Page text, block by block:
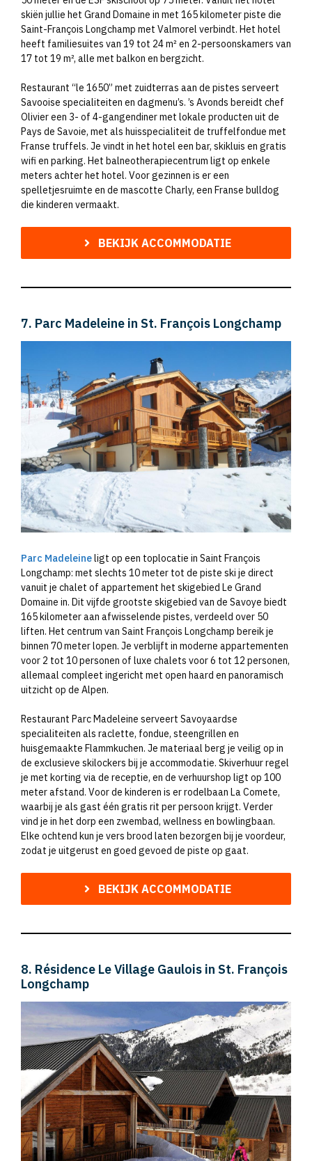
skiën jullie het Grand Domaine in met 165 kilometer piste die
Saint-François Longchamp met Valmorel verbindt. Het hotel
heeft familiesuites van 19 tot 24 m² en 2-persoonskamers van
17 tot 19 m², alle met balkon en bergzicht.
Restaurant “le 1650” met zuidterras aan de pistes serveert
Savooise specialiteiten en dagmenu’s. ’s Avonds bereidt chef
Olivier een 3- of 4-gangendiner met lokale producten uit de
Pays de Savoie, met als huisspecialiteit de truffelfondue met
Franse truffels. Je vindt in het hotel een bar, skikluis en gratis
wifi en parking. Het balneotherapiecentrum ligt op enkele
meters achter het hotel. Voor gezinnen is er een
spelletjesruimte en de mascotte Charly, een Franse bulldog
die kinderen vermaakt.
BEKIJK ACCOMMODATIE
7. Parc Madeleine in St. François Longchamp
Parc Madeleineligt op een toplocatie in Saint François
Longchamp: met slechts 10 meter tot de piste ski je direct
vanuit je chalet of appartement het skigebied Le Grand
Domaine in. Dit vijfde grootste skigebied van de Savoye biedt
165 kilometer aan afwisselende pistes, verdeeld over 50
liften. Het centrum van Saint François Longchamp bereik je
binnen 70 meter lopen. Je verblijft in moderne appartementen
voor 2 tot 10 personen of luxe chalets voor 6 tot 12 personen,
allemaal compleet ingericht met open haard en panoramisch
uitzicht op de Alpen.
Restaurant Parc Madeleine serveert Savoyaardse
specialiteiten als raclette, fondue, steengrillen en
huisgemaakte Flammkuchen. Je materiaal berg je veilig op in
de exclusieve skilockers bij je accommodatie. Skiverhuur regel
je met korting via de receptie, en de verhuurshop ligt op 100
meter afstand. Voor de kinderen is er rodelbaan La Comete,
waarbij je als gast één gratis rit per persoon krijgt. Verder
vind je in het dorp een zwembad, wellness en bowlingbaan.
Elke ochtend kun je vers brood laten bezorgen bij je voordeur,
zodat je uitgerust en goed gevoed de piste op gaat.
BEKIJK ACCOMMODATIE
8. Résidence Le Village Gaulois in St. François
Longchamp